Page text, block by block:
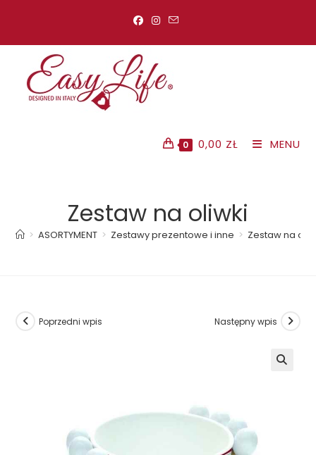
0 0,00 ZŁ MENU
Zestaw na oliwki
> ASORTYMENT > Zestawy prezentowe i inne > Zestaw na
Poprzedni wpis Następny wpis